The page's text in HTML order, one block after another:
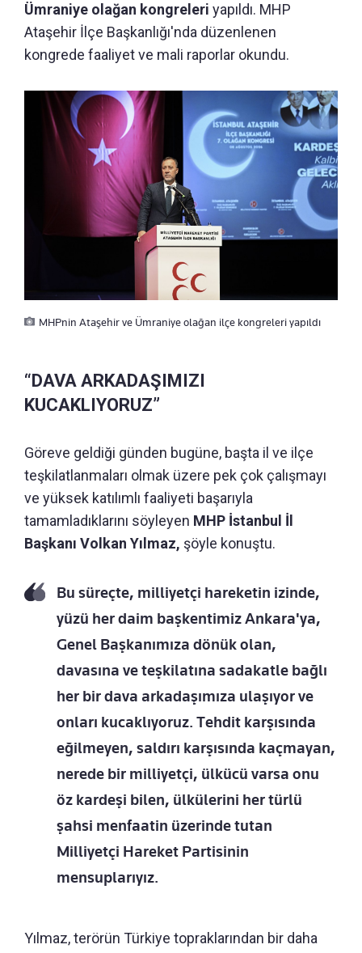
Ümraniye olağan kongreleri yapıldı. MHP
Ataşehir İlçe Başkanlığı'nda düzenlenen
kongrede faaliyet ve mali raporlar okundu.
MHPnin Ataşehir ve Ümraniye olağan ilçe kongreleri yapıldı
“DAVA ARKADAŞIMIZI
KUCAKLIYORUZ”
Göreve geldiği günden bugüne, başta il ve ilçe
teşkilatlanmaları olmak üzere pek çok çalışmayı
ve yüksek katılımlı faaliyeti başarıyla
tamamladıklarını söyleyen MHP İstanbul İl
Başkanı Volkan Yılmaz, şöyle konuştu.
Bu süreçte, milliyetçi hareketin izinde,
yüzü her daim başkentimiz Ankara'ya,
Genel Başkanımıza dönük olan,
davasına ve teşkilatına sadakatle bağlı
her bir dava arkadaşımıza ulaşıyor ve
onları kucaklıyoruz. Tehdit karşısında
eğilmeyen, saldırı karşısında kaçmayan,
nerede bir milliyetçi, ülkücü varsa onu
öz kardeşi bilen, ülkülerini her türlü
şahsi menfaatin üzerinde tutan
Milliyetçi Hareket Partisinin
mensuplarıyız.
Yılmaz, terörün Türkiye topraklarından bir daha